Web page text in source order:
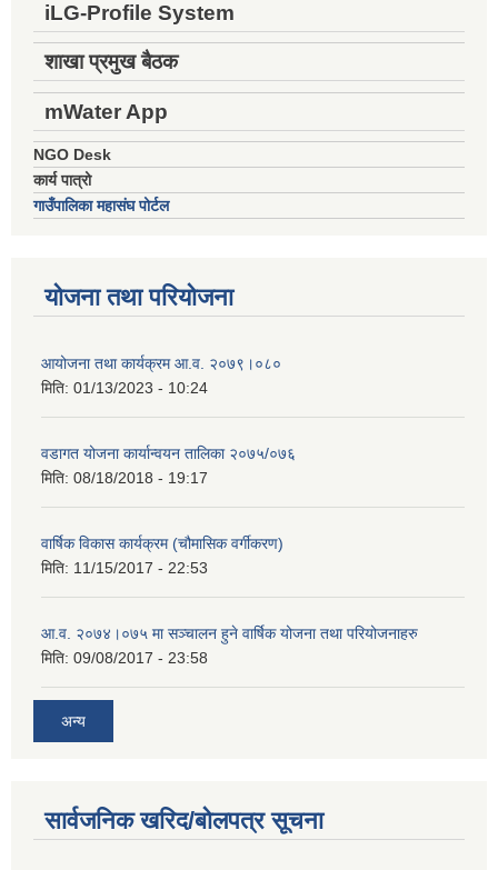
iLG-Profile System
शाखा प्रमुख बैठक
mWater App
NGO Desk
कार्य पात्रो
गाउँपालिका महासंघ पोर्टल
योजना तथा परियोजना
आयोजना तथा कार्यक्रम आ.व. २०७९।०८०
मिति: 01/13/2023 - 10:24
वडागत योजना कार्यान्वयन तालिका २०७५/०७६
मिति: 08/18/2018 - 19:17
वार्षिक विकास कार्यक्रम (चौमासिक वर्गीकरण)
मिति: 11/15/2017 - 22:53
आ.व. २०७४।०७५ मा सञ्चालन हुने वार्षिक योजना तथा परियोजनाहरु
मिति: 09/08/2017 - 23:58
अन्य
सार्वजनिक खरिद/बोलपत्र सूचना